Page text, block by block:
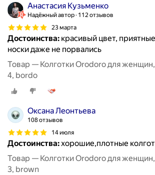
Анастасия Кузьменко
Надёжный автор 112 отзывов
23 марта
Достоинства: красивый цвет,
носки даже не порвались
Товар — Колготки Orodoro для
4, bordo
Оксана Леонтьева
108 отзывов
14 июля
Достоинства:хорошие,плотные
Товар — Колготки Orodoro для
3, brown